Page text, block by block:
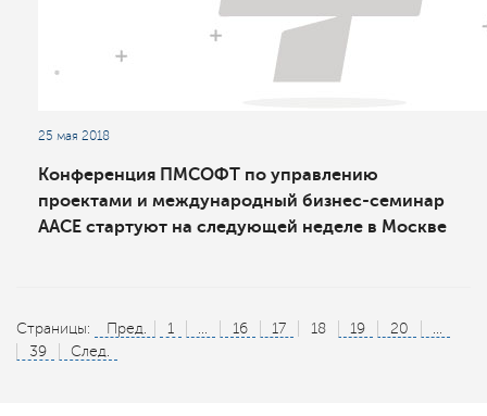
25 мая 2018
Конференция ПМСОФТ по управлению
проектами и международный бизнес-семинар
AACE стартуют на следующей неделе в Москве
Страницы: Пред. 1 ... 16 17 18 19 20
...
39
След.